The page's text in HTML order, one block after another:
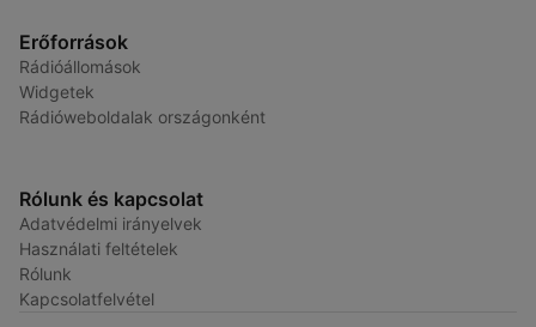
Erőforrások
Rádióállomások
Widgetek
Rádióweboldalak országonként
Rólunk és kapcsolat
Adatvédelmi irányelvek
Használati feltételek
Rólunk
Kapcsolatfelvétel